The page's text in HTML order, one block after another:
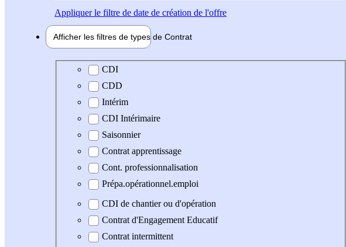
Appliquerle filtre de date de création de l'offre
Afficher les filtres de types de Contrat
Type de contrat
CDI
CDD
Intérim
CDI Intérimaire
Saisonnier
Contrat apprentissage
Cont. professionnalisation
Prépa.opérationnel.emploi
CDI de chantier ou d'opération
Contrat d'Engagement Educatif
Contrat intermittent